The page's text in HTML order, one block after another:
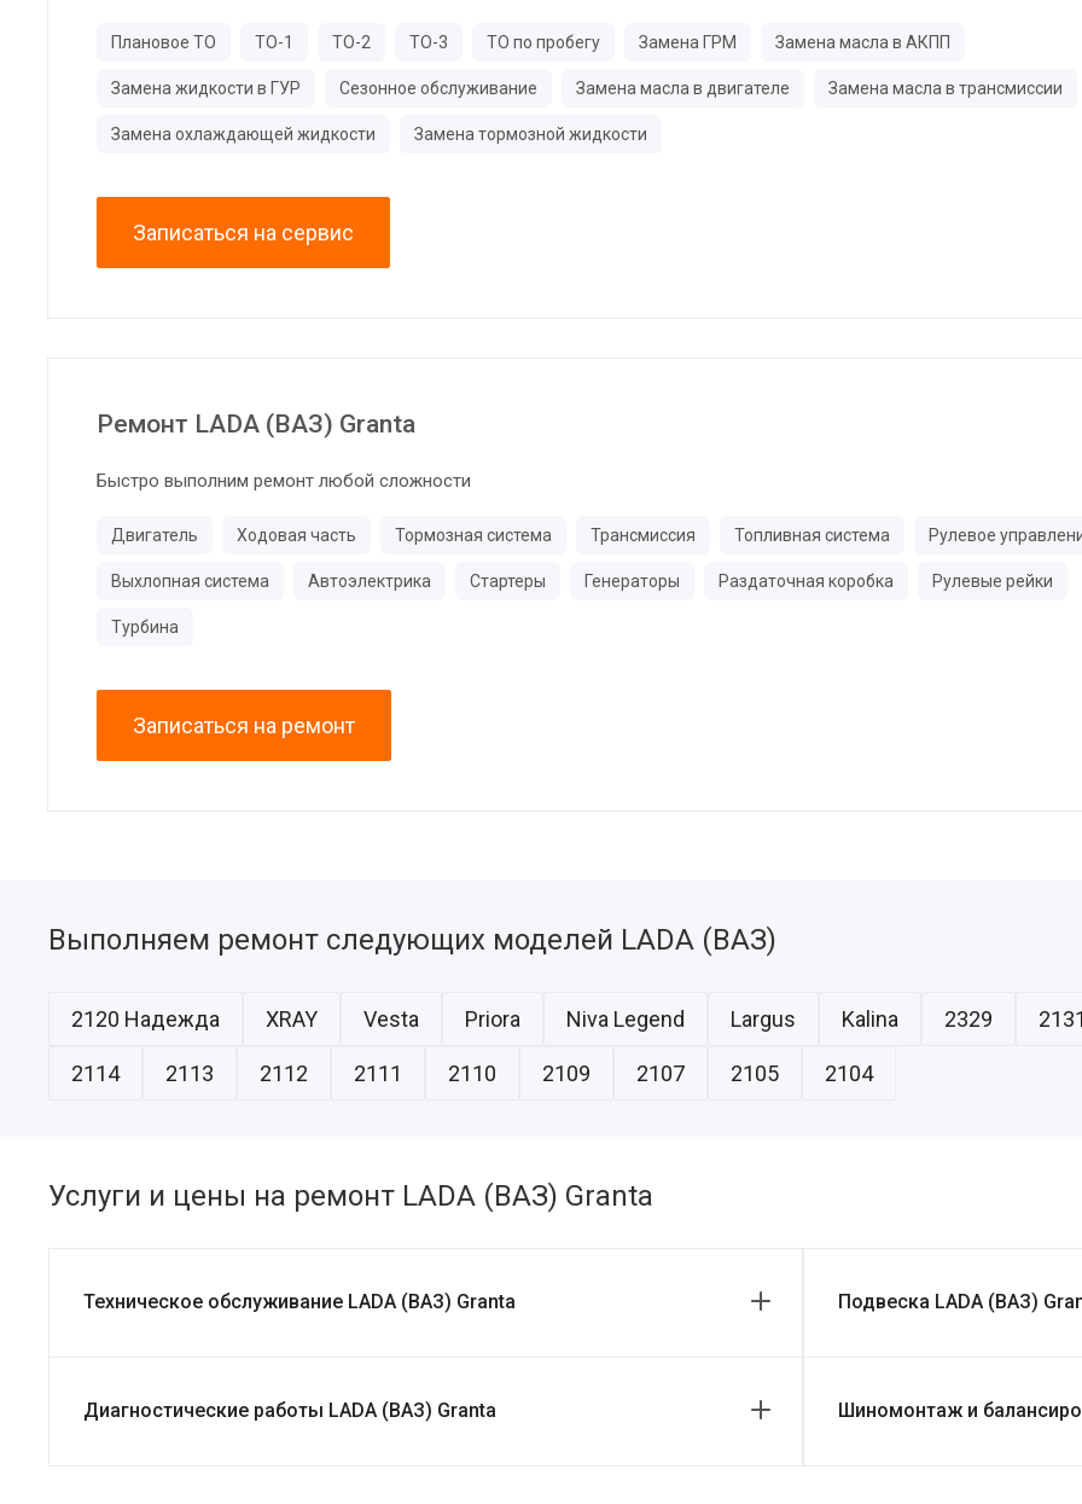
Плановое ТО ТО-1 ТО-2 ТО-3 ТО по пробегу Замена ГРМ Замена масла в АКПП
Замена жидкости в ГУР Сезонное обслуживание Замена масла в двигателе Замена масла в трансмиссии
Замена охлаждающей жидкости Замена тормозной жидкости
Записаться на сервис
Ремонт LADA (ВАЗ) Granta
Быстро выполним ремонт любой сложности
Двигатель Ходовая часть Тормозная система Трансмиссия Топливная система Рулевое
Выхлопная система Автоэлектрика Стартеры Генераторы Раздаточная коробка Рулевые рейки
Турбина
Записаться на ремонт
Выполняем ремонт следующих моделей LADA (ВАЗ)
2120 Надежда XRAY Vesta Priora Niva Legend Largus Kalina 2329
2114 2113 2112 2111 2110 2109 2107 2105 2104
Услуги и цены на ремонт LADA (ВАЗ) Granta
Техническое обслуживание LADA (ВАЗ) Granta Подвеска LADA (ВАЗ)
Диагностические работы LADA (ВАЗ) Granta Шиномонтаж и